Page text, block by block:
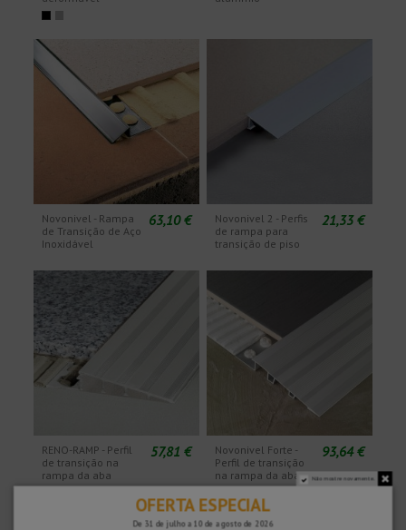
Novonivel - Rampa
de Transição de Aço
Inoxidável
63,10 €
Novonivel 2 - Perfis
de rampa para
transição de piso
21,33 €
RENO-RAMP - Perfil
de transição na
rampa da aba
57,81 €
Novonivel Forte -
Perfil de transição
na rampa da aba
93,64 €
Não mostre novamente.
OFERTA ESPECIAL
De 31 de julho a 10 de agosto de 2026